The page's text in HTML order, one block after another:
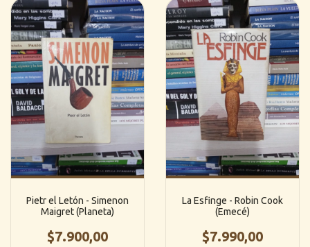
Pietr el Letón - Simenon
Maigret (Planeta)
$7.900,00
La Esfinge - Robin Cook
(Emecé)
$7.990,00